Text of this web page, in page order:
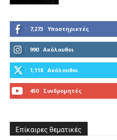
7,273 Υποστηρικτές
990 Ακόλουθοι
1,118 Ακόλουθοι
450 Συνδρομητές
Επίκαιρες θεματικές